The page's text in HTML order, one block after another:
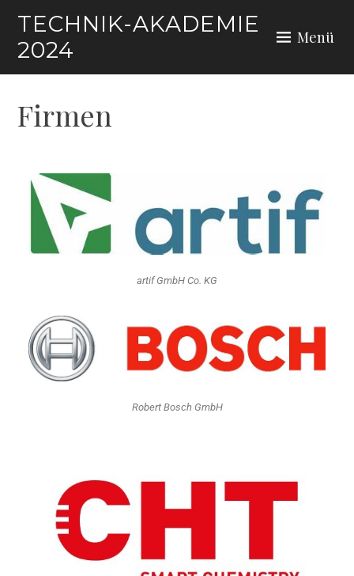
TECHNIK-AKADEMIE
2024
Menü
Firmen
artif GmbH Co. KG
Robert Bosch GmbH